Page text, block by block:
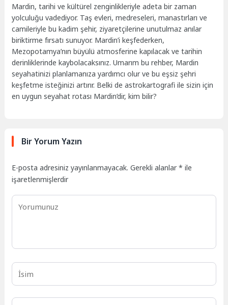
Mardin, tarihi ve kültürel zenginlikleriyle adeta bir zaman
yolculuğu vadediyor. Taş evleri, medreseleri, manastırları ve
camileriyle bu kadim şehir, ziyaretçilerine unutulmaz anılar
biriktirme fırsatı sunuyor. Mardin’i keşfederken,
Mezopotamya’nın büyülü atmosferine kapılacak ve tarihin
derinliklerinde kaybolacaksınız. Umarım bu rehber, Mardin
seyahatinizi planlamanıza yardımcı olur ve bu eşsiz şehri
keşfetme isteğinizi artırır. Belki de astrokartografi ile sizin için
en uygun seyahat rotası Mardin’dir, kim bilir?
Bir Yorum Yazın
E-posta adresiniz yayınlanmayacak. Gerekli alanlar* ile
işaretlenmişlerdir